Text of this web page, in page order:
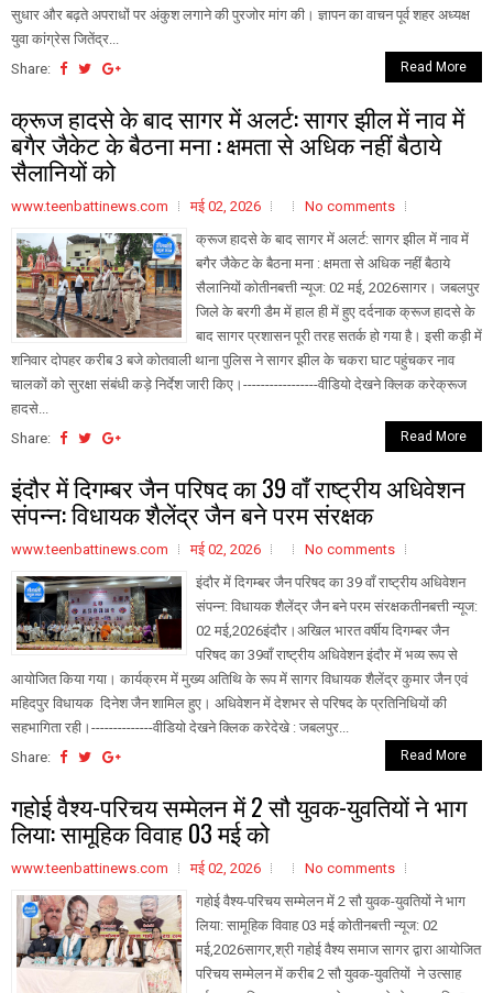
सुधार और बढ़ते अपराधों पर अंकुश लगाने की पुरजोर मांग की। ज्ञापन का वाचन पूर्व शहर अध्यक्ष
युवा कांग्रेस जितेंद्र...
Share:
Read More
क्रूज हादसे के बाद सागर में अलर्ट: सागर झील में नाव में
बगैर जैकेट के बैठना मना : क्षमता से अधिक नहीं बैठाये
सैलानियों को
www.teenbattinews.com मई 02, 2026
No comments
क्रूज हादसे के बाद सागर में अलर्ट: सागर झील में नाव में
बगैर जैकेट के बैठना मना : क्षमता से अधिक नहीं बैठाये
सैलानियों कोतीनबत्ती न्यूज: 02 मई, 2026सागर। जबलपुर
जिले के बरगी डैम में हाल ही में हुए दर्दनाक क्रूज हादसे के
बाद सागर प्रशासन पूरी तरह सतर्क हो गया है। इसी कड़ी में
शनिवार दोपहर करीब 3 बजे कोतवाली थाना पुलिस ने सागर झील के चकरा घाट पहुंचकर नाव
चालकों को सुरक्षा संबंधी कड़े निर्देश जारी किए।-----------------वीडियो देखने क्लिक करेक्रूज
हादसे...
Share:
Read More
इंदौर में दिगम्बर जैन परिषद का 39 वाँ राष्ट्रीय अधिवेशन
संपन्न: विधायक शैलेंद्र जैन बने परम संरक्षक
www.teenbattinews.com मई 02, 2026
No comments
इंदौर में दिगम्बर जैन परिषद का 39 वाँ राष्ट्रीय अधिवेशन
संपन्न: विधायक शैलेंद्र जैन बने परम संरक्षकतीनबत्ती न्यूज:
02 मई,2026इंदौर।अखिल भारत वर्षीय दिगम्बर जैन
परिषद का 39वाँ राष्ट्रीय अधिवेशन इंदौर में भव्य रूप से
आयोजित किया गया। कार्यक्रम में मुख्य अतिथि के रूप में सागर विधायक शैलेंद्र कुमार जैन एवं
महिदपुर विधायक दिनेश जैन शामिल हुए। अधिवेशन में देशभर से परिषद के प्रतिनिधियों की
सहभागिता रही।--------------वीडियो देखने क्लिक करेदेखे : जबलपुर...
Share:
Read More
गहोई वैश्य-परिचय सम्मेलन में 2 सौ युवक-युवतियों ने भाग
लिया: सामूहिक विवाह 03 मई को
www.teenbattinews.com मई 02, 2026
No comments
गहोई वैश्य-परिचय सम्मेलन में 2 सौ युवक-युवतियों ने भाग
लिया: सामूहिक विवाह 03 मई कोतीनबत्ती न्यूज: 02
मई,2026सागर,श्री गहोई वैश्य समाज सागर द्वारा आयोजित
परिचय सम्मेलन में करीब 2 सौ युवक-युवतियों ने उत्साह